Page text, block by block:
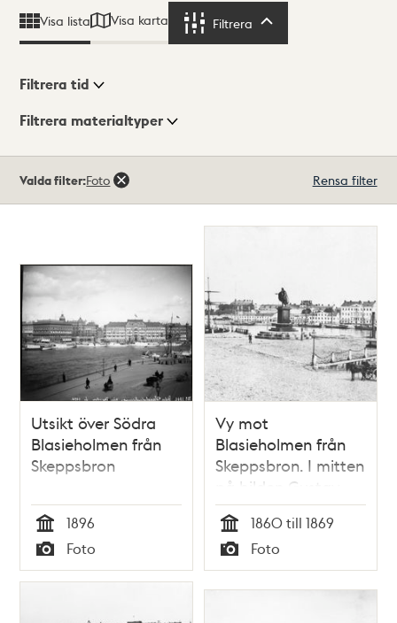
Visa lista Visa karta Filtrera
Visningsläge
Filtrera tid
Filtrera materialtyper
313träffar
Valda filter:Foto Rensa filter
Utsikt över Södra
Blasieholmen från
Skeppsbron
Tid
1896
Typ
Foto
Vy mot
Blasieholmen från
Skeppsbron. I mitten
på bilden Gustav
III:s staty
Tid
1860 till 1869
Typ
Foto